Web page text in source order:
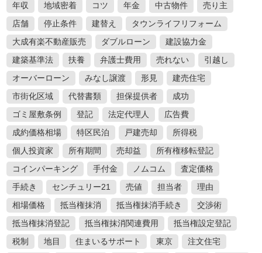
年収
地域密着 コツ 年金 中古物件
売り主
店舗
停止条件 建替え
タウンライフリフォーム
大成有楽不動産販売
ダブルローン
建設協力金
建築基準法
扶養 弁護士費用 売れない
引越し
オーバーローン
みなし譲渡 形見
建売住宅
市街化区域
代替書類 担保提供者
成功
ゴミ屋敷条例
登記 法定代理人
広告費
成約価格相場
特区民泊 戸建売却
所得税
個人投資家
所有期間 売却益
所有権移転登記
コインパーキング
手付金 ノムコム
査定価格
手続き
センチュリー21 売値 担当者
理由
相場価格
抵当権抹消 抵当権抹消手続き
交渉術
抵当権抹消登記
抵当権抹消関連費用
抵当権設定登記
税制
地目 住まいるサポート 東京
注文住宅